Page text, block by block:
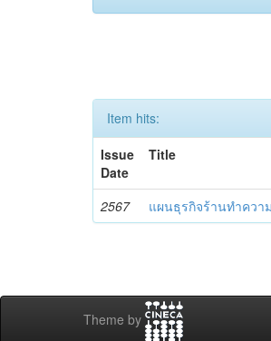
Item hits:
Issue
Date
Title
2567 แผนธุรกิจร้านทำควา
Theme by